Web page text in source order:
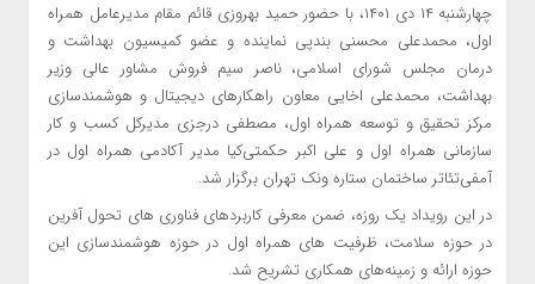
چهارشنبه ۱۴ دی ۱۴۰۱، با حضور حمید بهروزی قائم مقام مدیرعامل همراه
اول، محمدعلی محسنی بندپی نماینده و عضو کمیسیون بهداشت و
درمان مجلس شورای اسلامی، ناصر سیم فروش مشاور عالی وزیر
بهداشت، محمدعلی اخایی معاون راهکارهای دیجیتال و هوشمندسازی
مرکز تحقیق و توسعه همراه اول، مصطفی درجزی مدیرکل کسب و کار
سازمانی همراه اول و علی اکبر حکمتی‌کیا مدیر آکادمی همراه اول در
آمفی‌تئاتر ساختمان ستاره ونک تهران برگزار شد.
در این رویداد یک روزه، ضمن معرفی کاربردهای فناوری های تحول آفرین
در حوزه سلامت، ظرفیت های همراه اول در حوزه هوشمندسازی این
حوزه ارائه و زمینه‌های همکاری تشریح شد.